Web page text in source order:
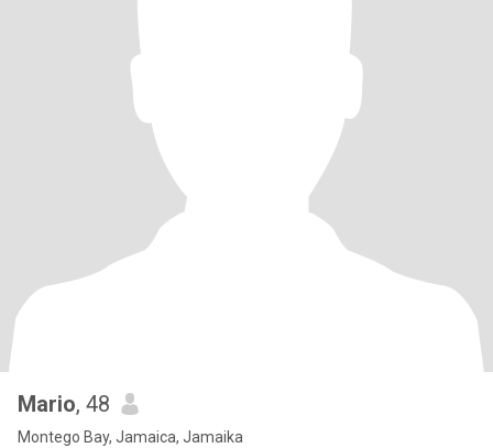
Mario, 48
Montego Bay, Jamaica, Jamaika